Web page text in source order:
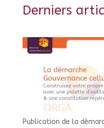
Derniers
Publication de la